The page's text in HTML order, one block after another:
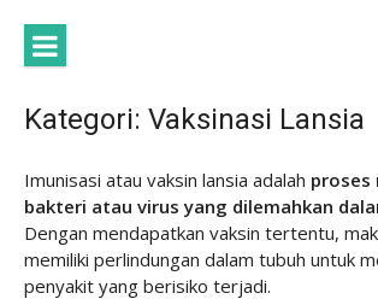
konten
Kategori: Vaksinasi Lansia
Imunisasi atau vaksin lansia adalah proses
bakteri atau virus yang dilemahkan
Dengan mendapatkan vaksin tertentu,
memiliki perlindungan dalam tubuh untuk
penyakit yang berisiko terjadi.